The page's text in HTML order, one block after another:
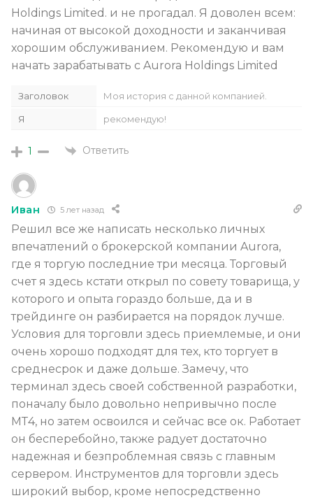
Holdings Limited. и не прогадал. Я доволен всем:
начиная от высокой доходности и заканчивая
хорошим обслуживанием. Рекомендую и вам
начать зарабатывать с Aurora Holdings Limited
Заголовок Моя история с данной компанией.
Я рекомендую!
1 Ответить
Иван 5 лет назад
Решил все же написать несколько личных
впечатлений о брокерской компании Aurora,
где я торгую последние три месяца. Торговый
счет я здесь кстати открыл по совету товарища, у
которого и опыта гораздо больше, да и в
трейдинге он разбирается на порядок лучше.
Условия для торговли здесь приемлемые, и они
очень хорошо подходят для тех, кто торгует в
среднесрок и даже дольше. Замечу, что
терминал здесь своей собственной разработки,
поначалу было довольно непривычно после
МТ4, но затем освоился и сейчас все ок. Работает
он бесперебойно, также радует достаточно
надежная и безпроблемная связь с главным
сервером. Инструментов для торговли здесь
широкий выбор, кроме непосредственно